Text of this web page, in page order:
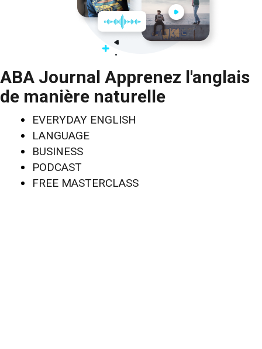
ABA Journal Apprenez l'anglais
de manière naturelle
EVERYDAY ENGLISH
LANGUAGE
BUSINESS
PODCAST
FREE MASTERCLASS